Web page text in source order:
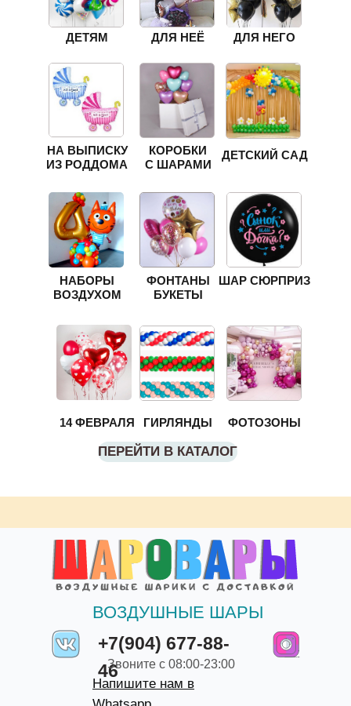
ФОНТАНЫ
БУКЕТЫ
ДЛЯ НЕЁ ДЛЯ НЕГО
ДЕТЯМ
НА ВЫПИСКУ
ИЗ РОДДОМА
ШАР СЮРПРИЗ
ГИРЛЯНДЫ
ПЕРЕЙТИ В КАТАЛОГ
ФОТОЗОНЫ
КОРОБКИ
С ШАРАМИ
14 ФЕВРАЛЯ
НАБОРЫ
ВОЗДУХОМ
ДЕТСКИЙ САД
+7(904) 677-88-
46
ВОЗДУШНЫЕ ШАРЫ
Звоните с 08:00-23:00
Напишите нам в